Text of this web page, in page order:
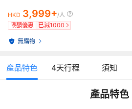
HKD 3,999+/人
限額優惠
已減1000
無購物
產品特色 4天行程 須知
產品特色